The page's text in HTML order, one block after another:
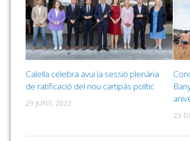
Calella celebra avui la sessió plenària
de ratificació del nou cartipàs polític
29 JUNY, 2023
23